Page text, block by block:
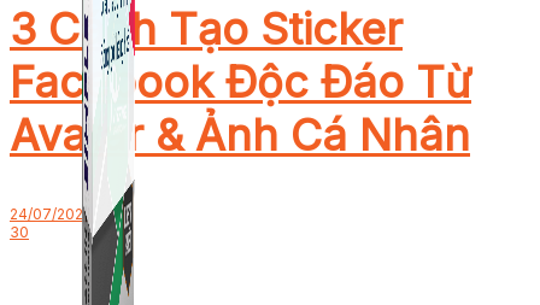
3 Cách Tạo Sticker
Facebook Độc Đáo Từ
Avatar & Ảnh Cá Nhân
24/07/2025
30